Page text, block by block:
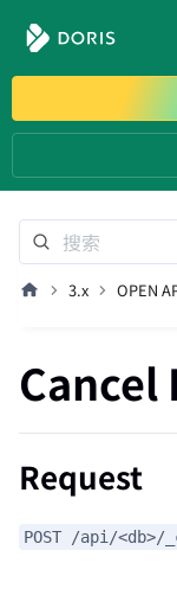
3.x OPEN
Cancel
Request
POST /api/<db>/